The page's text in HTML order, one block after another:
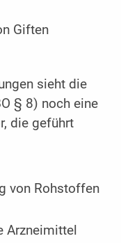
Giften
sieht die
§ 8) noch eine
die geführt
von Rohstoffen
Arzneimittel